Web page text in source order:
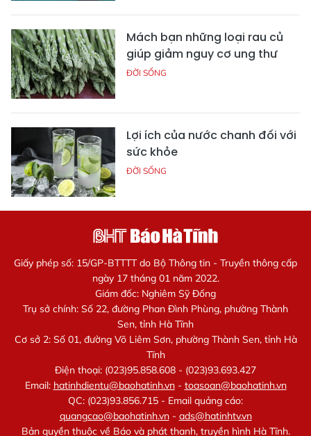
Mách bạn những loại rau củ
giúp giảm nguy cơ ung thư
ĐỜI SỐNG
Lợi ích của nước chanh đối với
sức khỏe
ĐỜI SỐNG
Giấy phép số: 15/GP-BTTTT do Bộ Thông tin - Truyền thông cấp
ngày 17 tháng 01 năm 2022.
Giám đốc: Nghiêm Sỹ Đống
Trụ sở chính: Số 22, đường Phan Đình Phùng, phường Thành
Sen, tỉnh Hà Tĩnh
Cơ sở 2: Số 01, đường Võ Liêm Sơn, phường Thành Sen, tỉnh Hà
Tĩnh
Điện thoại: (023)95.858.608 - (023)93.693.427
Email: hatinhdientu@baohatinh.vn- toasoan@baohatinh.vn
QC: (023)93.856.715 - Email quảng cáo:
quangcao@baohatinh.vn- ads@hatinhtv.vn
Bản quyền thuộc về Báo và phát thanh, truyền hình Hà Tĩnh.